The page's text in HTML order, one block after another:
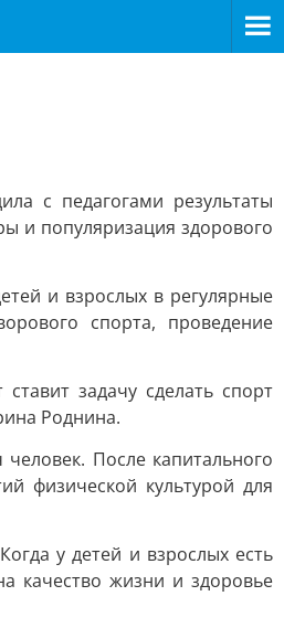
с педагогами результаты
и популяризация здорового
и взрослых в регулярные
спорта, проведение
задачу сделать спорт
Роднина.
После капитального
физической культурой для
у детей и взрослых есть
качество жизни и здоровье